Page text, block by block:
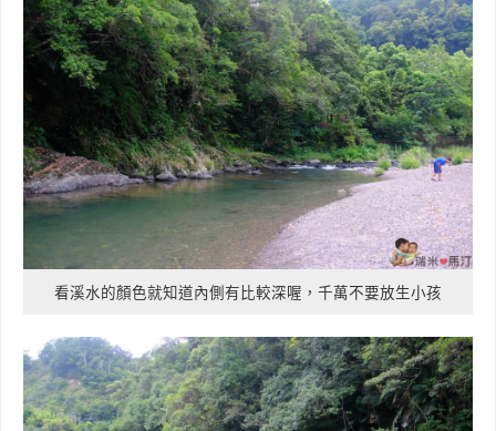
看溪水的顏色就知道內側有比較深喔，千萬不要放生小孩